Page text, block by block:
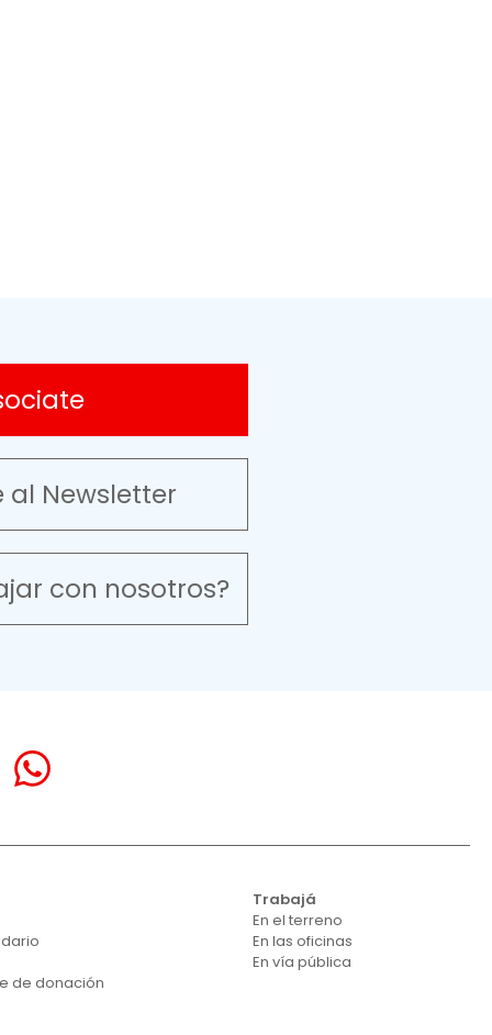
al Newsletter
con nosotros?
de donación
Trabajá
En el terreno
En las oficinas
En vía pública